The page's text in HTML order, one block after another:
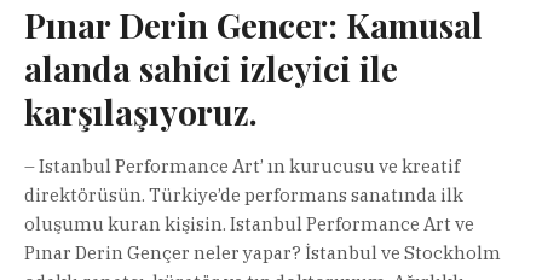
Pınar Derin Gencer: Kamusal
alanda sahici izleyici ile
karşılaşıyoruz.
– Istanbul Performance Art’ ın kurucusu ve kreatif
direktörüsün. Türkiye’de performans sanatında ilk
oluşumu kuran kişisin. Istanbul Performance Art ve
Pınar Derin Gençer neler yapar? İstanbul ve Stockholm